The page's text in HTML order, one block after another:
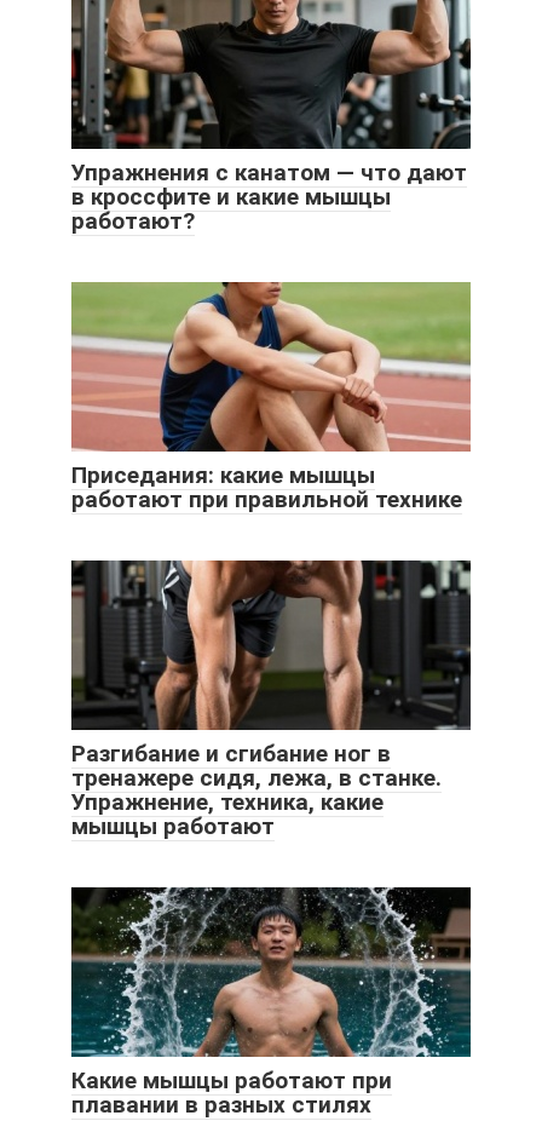
Упражнения с канатом — что дают
в кроссфите и какие мышцы
работают?
Приседания: какие мышцы
работают при правильной технике
Разгибание и сгибание ног в
тренажере сидя, лежа, в станке.
Упражнение, техника, какие
мышцы работают
Какие мышцы работают при
плавании в разных стилях